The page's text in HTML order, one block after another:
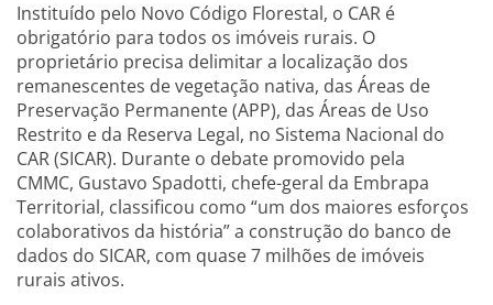
Instituído pelo Novo Código Florestal, o CAR é
obrigatório para todos os imóveis rurais. O
proprietário precisa delimitar a localização dos
remanescentes de vegetação nativa, das Áreas de
Preservação Permanente (APP), das Áreas de Uso
Restrito e da Reserva Legal, no Sistema Nacional do
CAR (SICAR). Durante o debate promovido pela
CMMC, Gustavo Spadotti, chefe-geral da Embrapa
Territorial, classificou como “um dos maiores esforços
colaborativos da história” a construção do banco de
dados do SICAR, com quase 7 milhões de imóveis
rurais ativos.